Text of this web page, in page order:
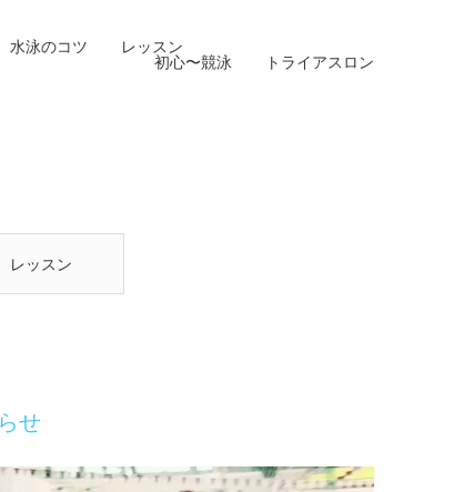
レッスン
水泳のコツ
レッスン
初心〜競泳
トライアスロン
せ